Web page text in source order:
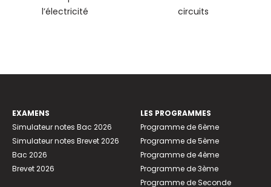
l’électricité
circuits
EXAMENS
Simulateur notes Bac 2026
Simulateur notes Brevet 2026
Bac 2026
Brevet 2026
LES PROGRAMMES
Programme de 6ème
Programme de 5ème
Programme de 4ème
Programme de 3ème
Programme de Seconde